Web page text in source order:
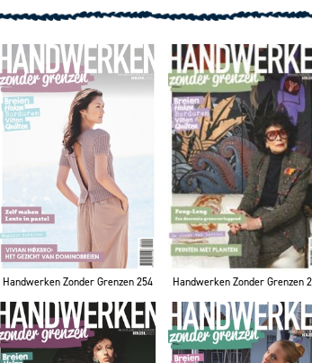
Handwerken Zonder Grenzen 254 Handwerken Zonder Grenzen